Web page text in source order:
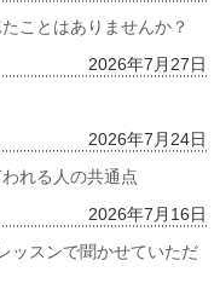
ことはありませんか？
2026年7月27日
2026年7月24日
れる人の共通点
2026年7月16日
ッスンで聞かせていただ